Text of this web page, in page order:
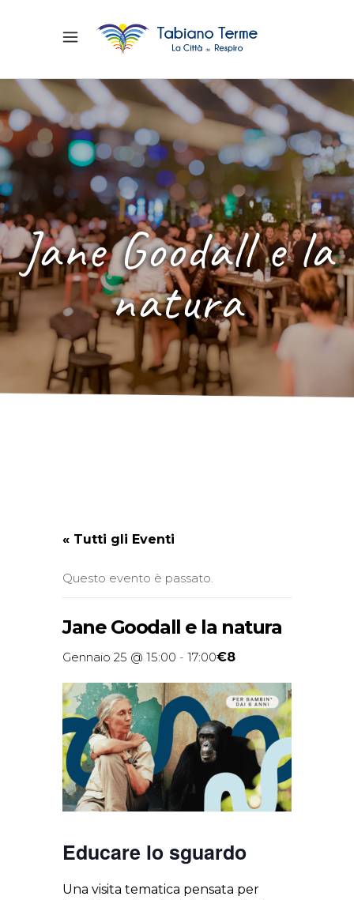
Jane Goodall e la
natura
« Tutti gli Eventi
Questo evento è passato.
Jane Goodall e la natura
Gennaio 25 @ 15:00 - 17:00€8
Educare lo sguardo
Una visita tematica pensata per